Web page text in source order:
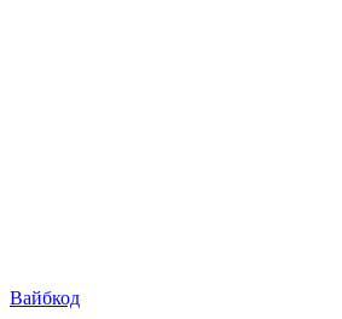
Вайбкод